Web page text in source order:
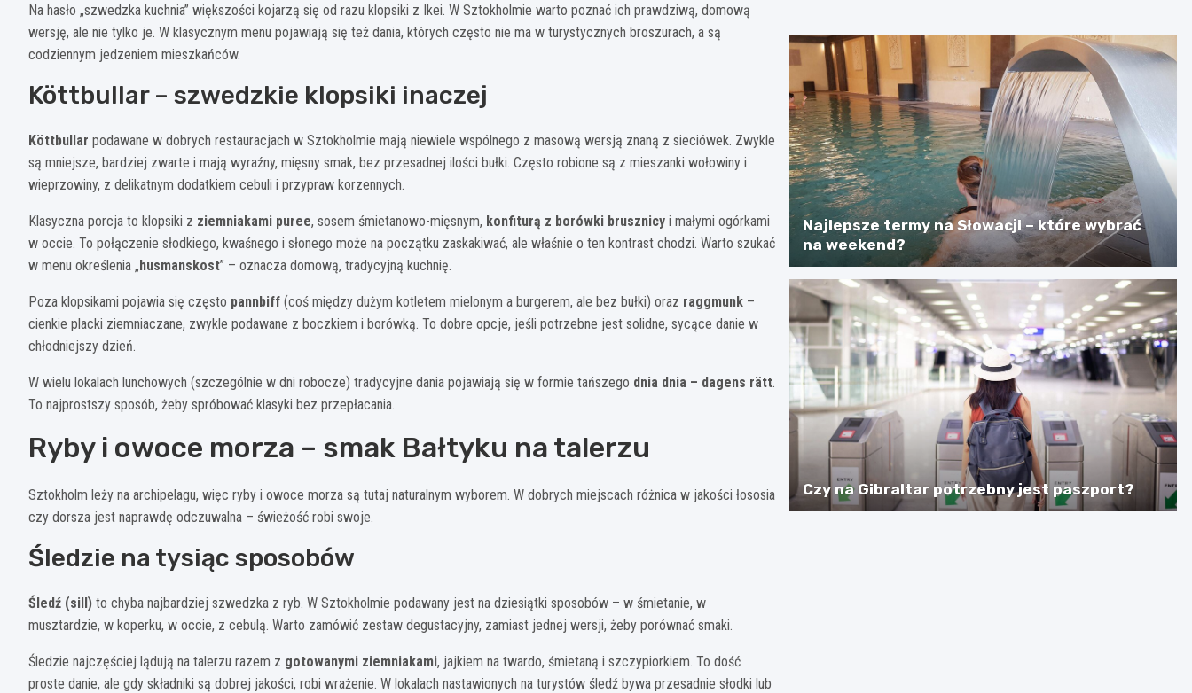
Na hasło „szwedzka kuchnia” większości kojarzą się od razu klopsiki z Ikei. W Sztokholmie warto poznać ich prawdziwą, domową
wersję, ale nie tylko je. W klasycznym menu pojawiają się też dania, których często nie ma w turystycznych broszurach, a są
codziennym jedzeniem mieszkańców.
Köttbullar – szwedzkie klopsiki inaczej
Köttbullar podawane w dobrych restauracjach w Sztokholmie mają niewiele wspólnego z masową wersją znaną z sieciówek. Zwykle
są mniejsze, bardziej zwarte i mają wyraźny, mięsny smak, bez przesadnej ilości bułki. Często robione są z mieszanki wołowiny i
wieprzowiny, z delikatnym dodatkiem cebuli i przypraw korzennych.
Klasyczna porcja to klopsiki z ziemniakami puree, sosem śmietanowo-mięsnym, konfiturą z borówki brusznicy i małymi ogórkami
w occie. To połączenie słodkiego, kwaśnego i słonego może na początku zaskakiwać, ale właśnie o ten kontrast chodzi. Warto szukać
w menu określenia „husmanskost” – oznacza domową, tradycyjną kuchnię.
Poza klopsikami pojawia się często pannbiff (coś między dużym kotletem mielonym a burgerem, ale bez bułki) oraz raggmunk –
cienkie placki ziemniaczane, zwykle podawane z boczkiem i borówką. To dobre opcje, jeśli potrzebne jest solidne, sycące danie w
chłodniejszy dzień.
W wielu lokalach lunchowych (szczególnie w dni robocze) tradycyjne dania pojawiają się w formie tańszego dnia dnia – dagens rätt.
To najprostszy sposób, żeby spróbować klasyki bez przepłacania.
Ryby i owoce morza – smak Bałtyku na talerzu
Sztokholm leży na archipelagu, więc ryby i owoce morza są tutaj naturalnym wyborem. W dobrych miejscach różnica w jakości łososia
czy dorsza jest naprawdę odczuwalna – świeżość robi swoje.
Śledzie na tysiąc sposobów
Śledź (sill) to chyba najbardziej szwedzka z ryb. W Sztokholmie podawany jest na dziesiątki sposobów – w śmietanie, w
musztardzie, w koperku, w occie, z cebulą. Warto zamówić zestaw degustacyjny, zamiast jednej wersji, żeby porównać smaki.
Śledzie najczęściej lądują na talerzu razem z gotowanymi ziemniakami, jajkiem na twardo, śmietaną i szczypiorkiem. To dość
proste danie, ale gdy składniki są dobrej jakości, robi wrażenie. W lokalach nastawionych na turystów śledź bywa przesadnie słodki lub
Najlepsze termy na Słowacji – które wybrać
na weekend?
Czy na Gibraltar potrzebny jest paszport?